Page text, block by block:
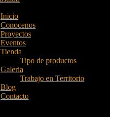
Inicio
Conocenos
Proyectos
Eventos
Tienda
Tipo de productos
Galeria
Trabajo en Territorio
Blog
Contacto